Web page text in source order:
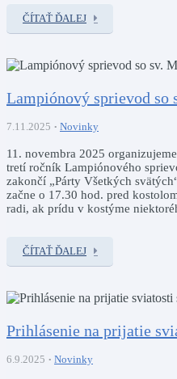
ČÍTAŤ ĎALEJ
Lampiónový sprievod so
7.11.2025 Novinky
11. novembra 2025
tretí ročník Lampiónového
zakončí „Párty Všetkých
začne o 17.30 hod. pred
radi, ak prídu v kostýme
ČÍTAŤ ĎALEJ
Prihlásenie na prijatie
6.9.2025 Novinky